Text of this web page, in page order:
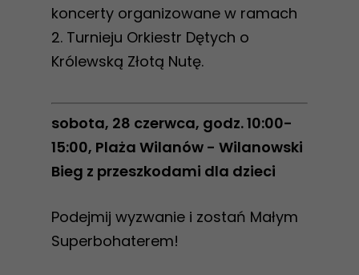
koncerty organizowane w ramach
2. Turnieju Orkiestr Dętych o
Królewską Złotą Nutę.
sobota, 28 czerwca, godz. 10:00-
15:00, Plaża Wilanów - Wilanowski
Bieg z przeszkodami dla dzieci
Podejmij wyzwanie i zostań Małym
Superbohaterem!